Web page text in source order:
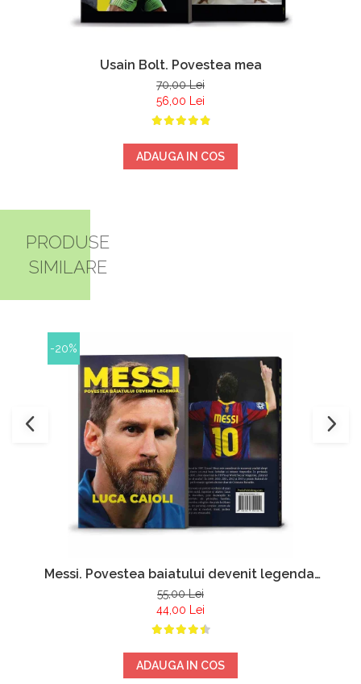
Usain Bolt. Povestea mea
70,00 Lei
56,00 Lei
ADAUGA IN COS
PRODUSE
SIMILARE
-20%
Messi. Povestea baiatului devenit legenda.
Editia a treia - Luca Caioli
55,00 Lei
44,00 Lei
ADAUGA IN COS